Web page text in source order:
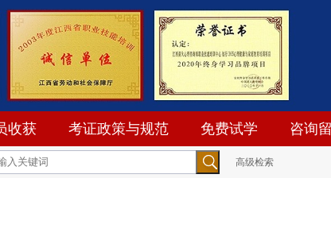
收获 考证政策与规范 免费试学 咨询
高级检索